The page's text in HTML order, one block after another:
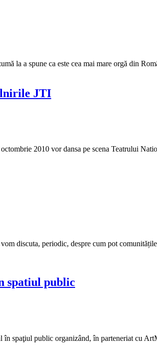
la a spune ca este cea mai mare orgă din
JTI
2010 vor dansa pe scena Teatrului
discuta, periodic, despre cum pot
spatiul public
spaţiul public organizând, în parteneriat cu